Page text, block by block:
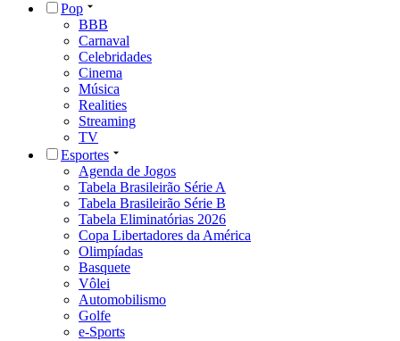
Pop
BBB
Carnaval
Celebridades
Cinema
Música
Realities
Streaming
TV
Esportes
Agenda de Jogos
Tabela Brasileirão Série A
Tabela Brasileirão Série B
Tabela Eliminatórias 2026
Copa Libertadores da América
Olimpíadas
Basquete
Vôlei
Automobilismo
Golfe
e-Sports